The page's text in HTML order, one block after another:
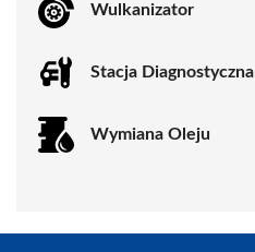
Wulkanizator
Stacja Diagnostyczna
Wymiana Oleju